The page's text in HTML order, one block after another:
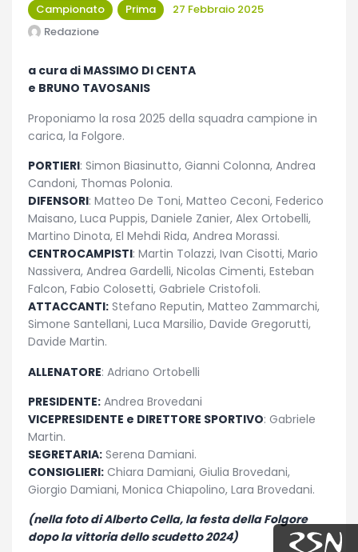
Campionato Prima
27 Febbraio 2025
Redazione
a cura di MASSIMO DI CENTA
e BRUNO TAVOSANIS
Proponiamo la rosa 2025 della squadra campione in
carica, la Folgore.
PORTIERI: Simon Biasinutto, Gianni Colonna, Andrea
Candoni, Thomas Polonia.
DIFENSORI: Matteo De Toni, Matteo Ceconi, Federico
Maisano, Luca Puppis, Daniele Zanier, Alex Ortobelli,
Martino Dinota, El Mehdi Rida, Andrea Morassi.
CENTROCAMPISTI: Martin Tolazzi, Ivan Cisotti, Mario
Nassivera, Andrea Gardelli, Nicolas Cimenti, Esteban
Falcon, Fabio Colosetti, Gabriele Cristofoli.
ATTACCANTI: Stefano Reputin, Matteo Zammarchi,
Simone Santellani, Luca Marsilio, Davide Gregorutti,
Davide Martin.
ALLENATORE: Adriano Ortobelli
PRESIDENTE: Andrea Brovedani
VICEPRESIDENTE e DIRETTORE SPORTIVO: Gabriele
Martin.
SEGRETARIA: Serena Damiani.
CONSIGLIERI: Chiara Damiani, Giulia Brovedani,
Giorgio Damiani, Monica Chiapolino, Lara Brovedani.
(nella foto di Alberto Cella, la festa della Folgore
dopo la vittoria dello scudetto 2024)